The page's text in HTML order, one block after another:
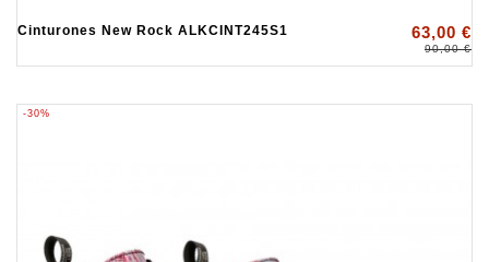
Cinturones New Rock ALKCINT245S1 63,00 €
90,00 €
-30%